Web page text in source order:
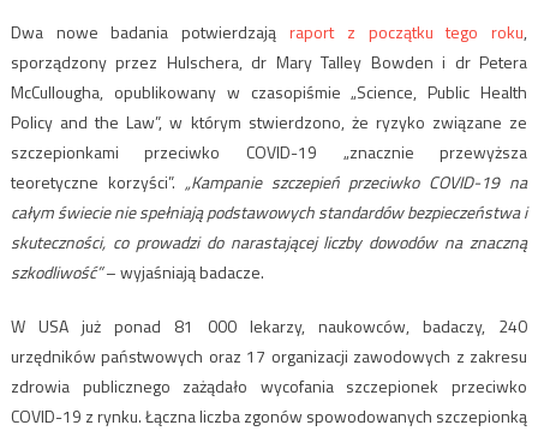
Dwa nowe badania potwierdzają raport z początku tego roku,
sporządzony przez Hulschera, dr Mary Talley Bowden i dr Petera
McCullougha, opublikowany w czasopiśmie „Science, Public Health
Policy and the Law”, w którym stwierdzono, że ryzyko związane ze
szczepionkami przeciwko COVID-19 „znacznie przewyższa
teoretyczne korzyści”. „Kampanie szczepień przeciwko COVID-19 na
całym świecie nie spełniają podstawowych standardów bezpieczeństwa i
skuteczności, co prowadzi do narastającej liczby dowodów na znaczną
szkodliwość”– wyjaśniają badacze.
W USA już ponad 81 000 lekarzy, naukowców, badaczy, 240
urzędników państwowych oraz 17 organizacji zawodowych z zakresu
zdrowia publicznego zażądało wycofania szczepionek przeciwko
COVID-19 z rynku. Łączna liczba zgonów spowodowanych szczepionką